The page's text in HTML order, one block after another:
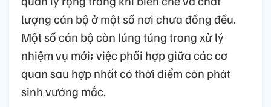
lượng cán bộ ở một số nơi chưa đồng đều.
Một số cán bộ còn lúng túng trong xử lý
nhiệm vụ mới; việc phối hợp giữa các cơ
quan sau hợp nhất có thời điểm còn phát
sinh vướng mắc.